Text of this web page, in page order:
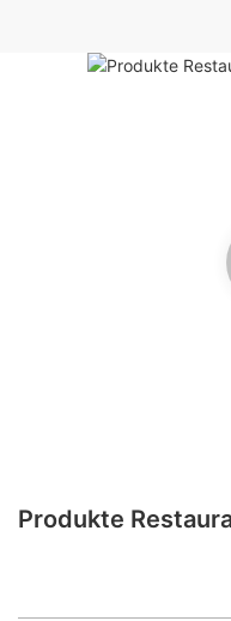
Produkte